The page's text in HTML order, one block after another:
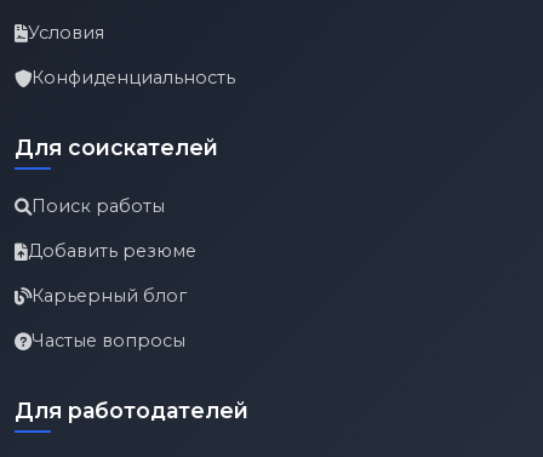
Условия
Конфиденциальность
Для соискателей
Поиск работы
Добавить резюме
Карьерный блог
Частые вопросы
Для работодателей